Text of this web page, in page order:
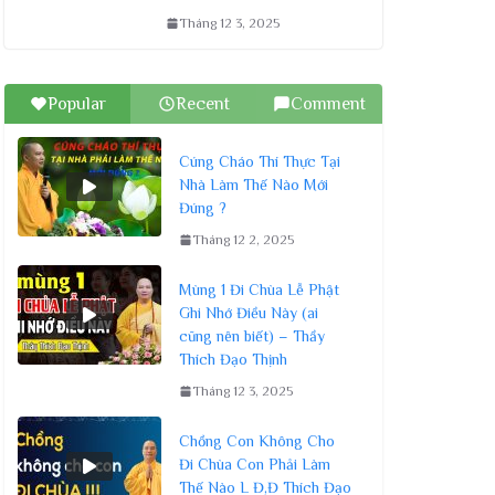
Tháng 12 3, 2025
Popular Recent Comment
Cúng Cháo Thí Thực Tại
Nhà Làm Thế Nào Mới
Đúng ?
Tháng 12 2, 2025
Mùng 1 Đi Chùa Lễ Phật
Ghi Nhớ Điều Này (ai
cũng nên biết) – Thầy
Thích Đạo Thịnh
Tháng 12 3, 2025
Chồng Con Không Cho
Đi Chùa Con Phải Làm
Thế Nào L Đ,Đ Thích Đạo